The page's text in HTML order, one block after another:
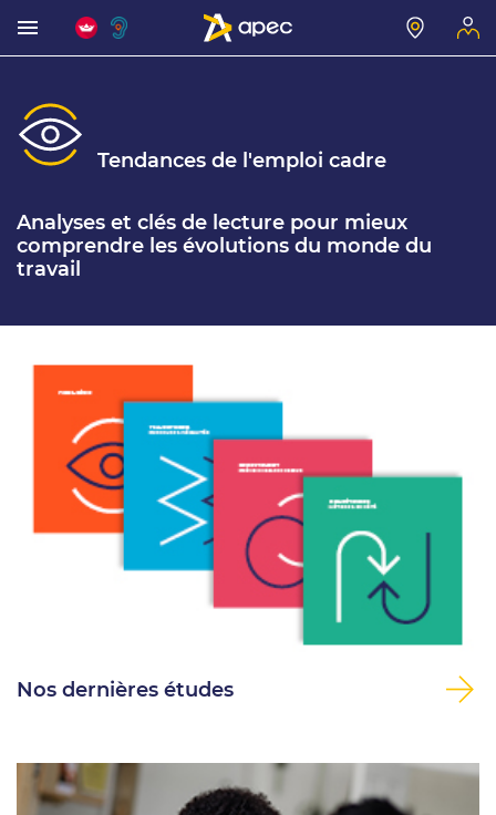
Tendances de l'emploi cadre
Analyses et clés de lecture pour mieux
comprendre les évolutions du monde du
travail
Nos dernières études